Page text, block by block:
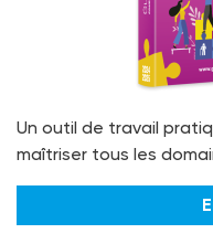
Un outil de travail
maîtriser tous les